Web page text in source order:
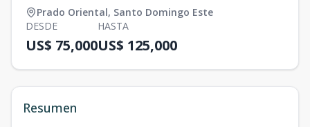
Prado Oriental, Santo Domingo Este
DESDE
US$ 75,000
HASTA
US$ 125,000
Resumen